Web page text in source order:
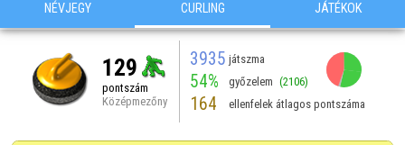
NÉVJEGY CURLING JÁTÉKOK
129
pontszám
Középmezőny
3935 játszma
54% győzelem (2106)
164 ellenfelek átlagos pontszáma